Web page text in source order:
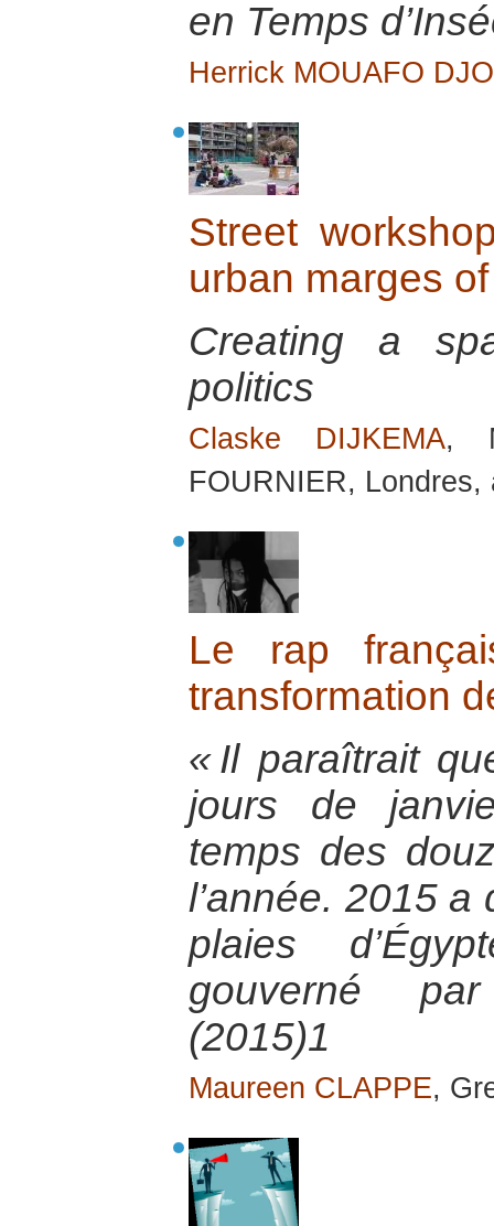
en Temps
Herrick MOUAFO
Street
urban marges
Creating a
politics
Claske DIJKEMA,
FOURNIER, Londres,
Le rap
transformation
« Il paraîtrait
jours de
temps des
l’année. 2015
plaies
gouverné
(2015)1
Maureen CLAPPE,